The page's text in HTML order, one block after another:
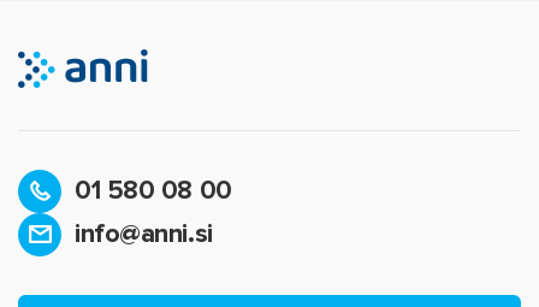
01 580 08 00
info@anni.si